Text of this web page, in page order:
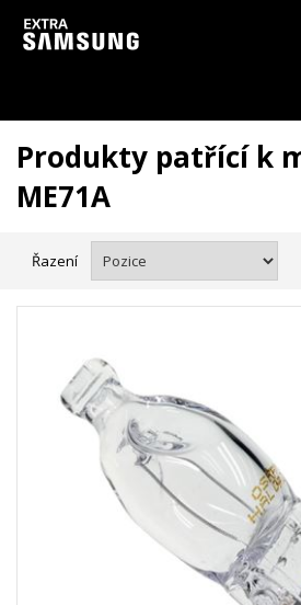
Vzhledem k aktuální situaci se může dodání
zpozdit. Děkujeme za
Produkty patřící k
ME71A
Řazení